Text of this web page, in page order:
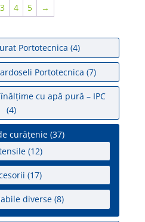
3 4 5 →
Portotecnica (4)
Portotecnica (7)
cu apă pură – IPC
(4)
curățenie (37)
(12)
(17)
diverse (8)